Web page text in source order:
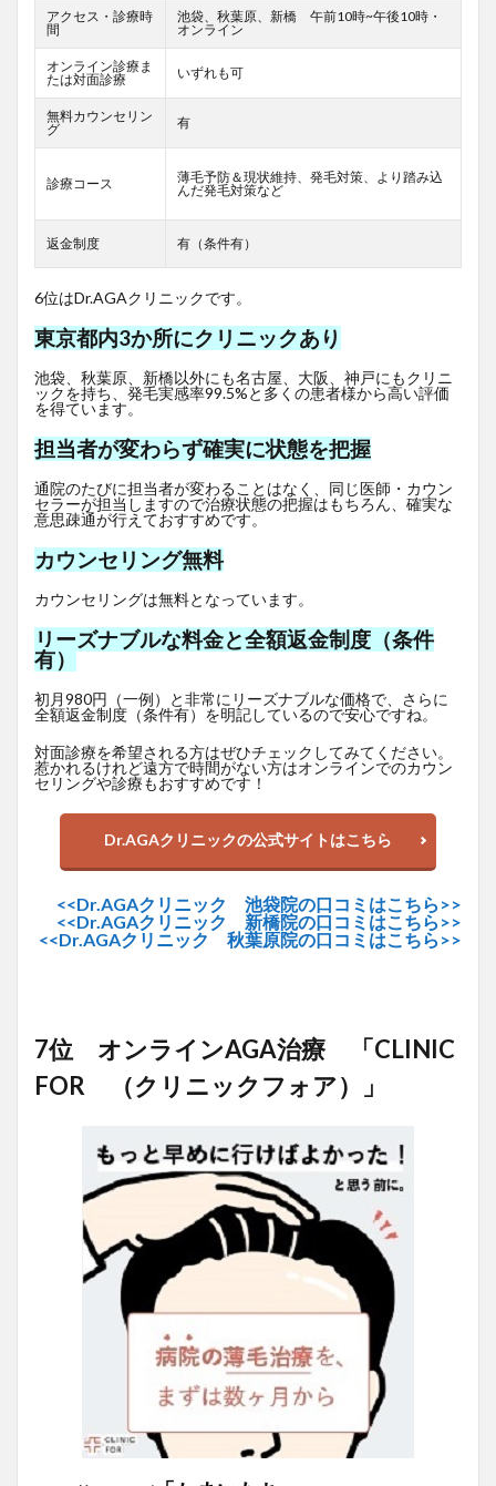
アクセス・診療時
間
池袋、秋葉原、新橋 午前10時~午後10時・
オンライン
オンライン診療ま
たは対面診療
いずれも可
無料カウンセリン
グ
有
診療コース
薄毛予防＆現状維持、発毛対策、より踏み込
んだ発毛対策など
返金制度 有（条件有）
6位はDr.AGAクリニックです。
東京都内3か所にクリニックあり
池袋、秋葉原、新橋以外にも名古屋、大阪、神戸にもクリニ
ックを持ち、発毛実感率99.5%と多くの患者様から高い評価
を得ています。
担当者が変わらず確実に状態を把握
通院のたびに担当者が変わることはなく、同じ医師・カウン
セラーが担当しますので治療状態の把握はもちろん、確実な
意思疎通が行えておすすめです。
カウンセリング無料
カウンセリングは無料となっています。
リーズナブルな料金と全額返金制度（条件
有）
初月980円（一例）と非常にリーズナブルな価格で、さらに
全額返金制度（条件有）を明記しているので安心ですね。
対面診療を希望される方はぜひチェックしてみてください。
惹かれるけれど遠方で時間がない方はオンラインでのカウン
セリングや診療もおすすめです！
Dr.AGAクリニックの公式サイトはこちら
<<Dr.AGAクリニック 池袋院の口コミはこちら>>
<<Dr.AGAクリニック 新橋院の口コミはこちら>>
<<Dr.AGAクリニック 秋葉原院の口コミはこちら>>
7位 オンラインAGA治療 「CLINIC
FOR （クリニックフォア）」